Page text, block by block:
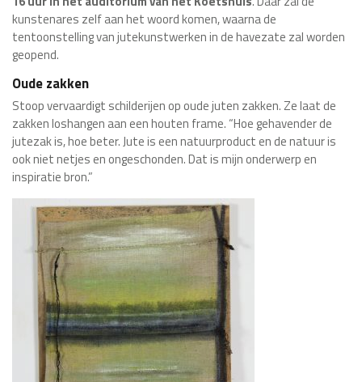
kunstenares zelf aan het woord komen, waarna de
tentoonstelling van jutekunstwerken in de havezate zal worden
geopend.
Oude zakken
Stoop vervaardigt schilderijen op oude juten zakken. Ze laat de
zakken loshangen aan een houten frame. “Hoe gehavender de
jutezak is, hoe beter. Jute is een natuurproduct en de natuur is
ook niet netjes en ongeschonden. Dat is mijn onderwerp en
inspiratie bron.”